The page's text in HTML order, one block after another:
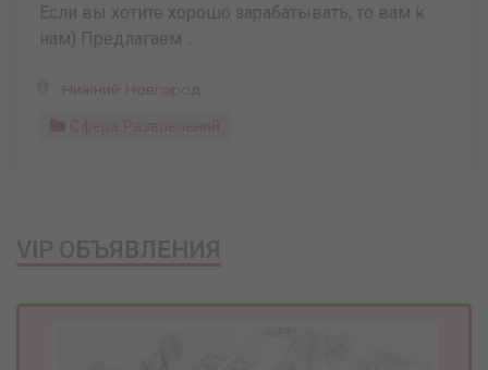
Если вы хотите хорошо зарабатывать, то вам к
нам) Предлагаем ...
Нижний Новгород
Сфера Развлечений